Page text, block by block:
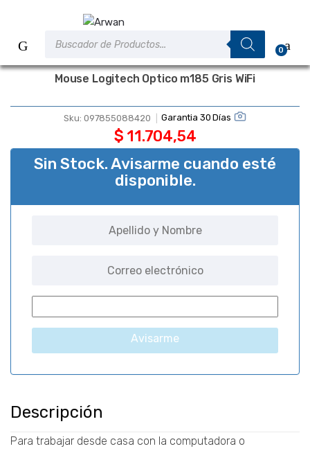
contenido
0
Mouse Logitech Optico m185 Gris WiFi
Sku: 097855088420 Garantia 30 Días
$ 11.704,54
Sin Stock. Avisarme cuando esté
disponible.
Avisarme
Descripción
Para trabajar desde casa con la computadora o